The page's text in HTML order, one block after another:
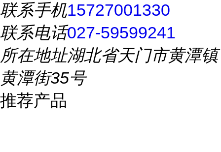
联系手机15727001330
联系电话027-59599241
所在地址湖北省天门市黄潭镇
黄潭街35号
推荐产品